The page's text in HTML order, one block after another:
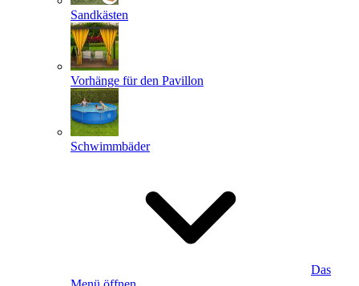
Sandkästen
Vorhänge für den Pavillon
Schwimmbäder
Das